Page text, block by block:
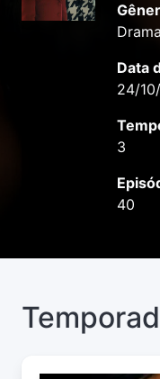
Drama
Data
24/
3
40